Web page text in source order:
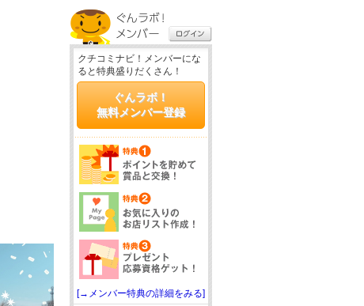
クチコミナビ！メンバーにな
ると特典盛りだくさん！
ぐんラボ！
無料メンバー登録
[→メンバー特典の詳細をみる]